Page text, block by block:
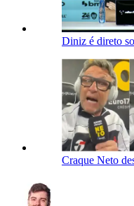
Diniz é direto
Craque Neto